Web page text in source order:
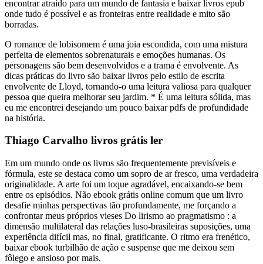
encontrar atraído para um mundo de fantasia e baixar livros epub
onde tudo é possível e as fronteiras entre realidade e mito são
borradas.
O romance de lobisomem é uma joia escondida, com uma mistura
perfeita de elementos sobrenaturais e emoções humanas. Os
personagens são bem desenvolvidos e a trama é envolvente. As
dicas práticas do livro são baixar livros pelo estilo de escrita
envolvente de Lloyd, tornando-o uma leitura valiosa para qualquer
pessoa que queira melhorar seu jardim. * É uma leitura sólida, mas
eu me encontrei desejando um pouco baixar pdfs de profundidade
na história.
Thiago Carvalho livros grátis ler
Em um mundo onde os livros são frequentemente previsíveis e
fórmula, este se destaca como um sopro de ar fresco, uma verdadeira
originalidade. A arte foi um toque agradável, encaixando-se bem
entre os episódios. Não ebook grátis online comum que um livro
desafie minhas perspectivas tão profundamente, me forçando a
confrontar meus próprios vieses Do lirismo ao pragmatismo : a
dimensão multilateral das relações luso-brasileiras suposições, uma
experiência difícil mas, no final, gratificante. O ritmo era frenético,
baixar ebook turbilhão de ação e suspense que me deixou sem
fôlego e ansioso por mais.